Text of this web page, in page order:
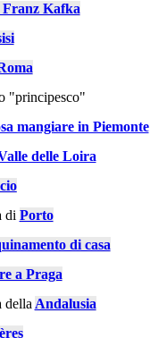
Kafka
"principesco"
mangiare in Piemonte
delle Loira
di Porto
di casa
a Praga
della Andalusia